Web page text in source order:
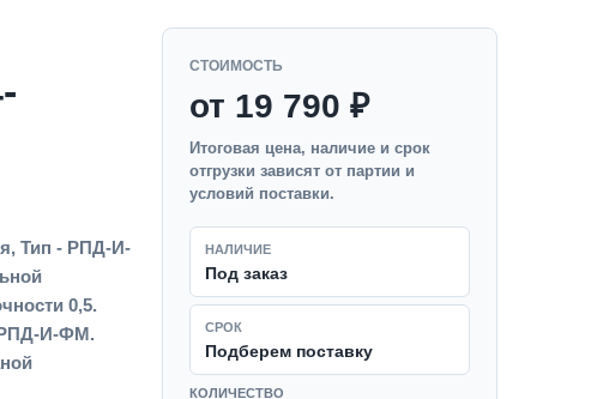
Тип - РПД-И-
0,5.
РПД-И-ФМ.
СТОИМОСТЬ
от 19 790 ₽
Итоговая цена, наличие и срок
отгрузки зависят от партии и
условий поставки.
НАЛИЧИЕ
Под заказ
СРОК
Подберем поставку
КОЛИЧЕСТВО